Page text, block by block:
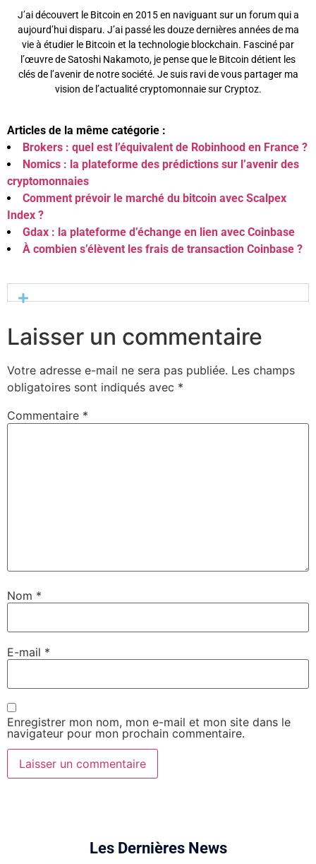
J’ai découvert le Bitcoin en 2015 en naviguant sur un forum qui a
aujourd’hui disparu. J’ai passé les douze dernières années de ma
vie à étudier le Bitcoin et la technologie blockchain. Fasciné par
l’œuvre de Satoshi Nakamoto, je pense que le Bitcoin détient les
clés de l’avenir de notre société. Je suis ravi de vous partager ma
vision de l’actualité cryptomonnaie sur Cryptoz.
Articles de la même catégorie :
Brokers : quel est l’équivalent de Robinhood en France ?
Nomics : la plateforme des prédictions sur l’avenir des
cryptomonnaies
Comment prévoir le marché du bitcoin avec Scalpex
Index ?
Gdax : la plateforme d’échange en lien avec Coinbase
À combien s’élèvent les frais de transaction Coinbase ?
Laisser un commentaire
Votre adresse e-mail ne sera pas publiée. Les champs
obligatoires sont indiqués avec *
Commentaire *
Nom *
E-mail *
Enregistrer mon nom, mon e-mail et mon site dans le
navigateur pour mon prochain commentaire.
Les Dernières News